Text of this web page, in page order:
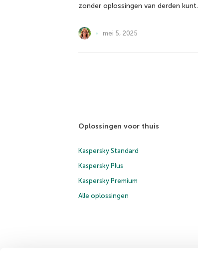
zonder oplossingen van derden kunt.
mei 5, 2025
Oplossingen voor thuis
Kaspersky Standard
Kaspersky Plus
Kaspersky Premium
Alle oplossingen